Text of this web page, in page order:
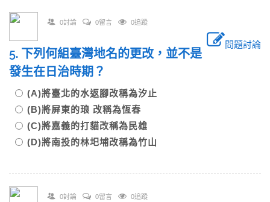
0討論 0留言 0追蹤
問題討論
5. 下列何組臺灣地名的更改，並不是
發生在日治時期？
(A)將臺北的水返腳改稱為汐止
(B)將屏東的琅 改稱為恆春
(C)將嘉義的打貓改稱為民雄
(D)將南投的林圯埔改稱為竹山
0討論 0留言 0追蹤